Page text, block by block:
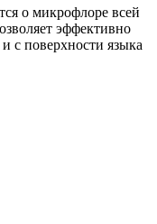
о микрофлоре всей
эффективно
с поверхности языка